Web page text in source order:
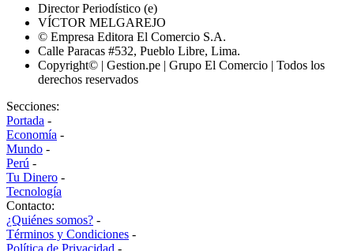
Director Periodístico (e)
VÍCTOR MELGAREJO
© Empresa Editora El Comercio S.A.
Calle Paracas #532, Pueblo Libre, Lima.
Copyright© | Gestion.pe | Grupo El Comercio | Todos los
derechos reservados
Secciones:
Portada -
Economía -
Mundo -
Perú -
Tu Dinero -
Tecnología
Contacto:
¿Quiénes somos? -
Términos y Condiciones -
Política de Privacidad -